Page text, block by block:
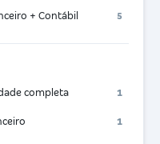
+ Contábil 5
completa 1
1